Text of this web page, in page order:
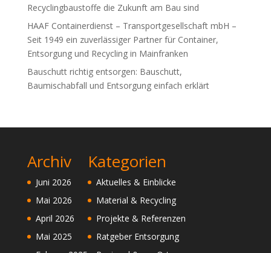
Recyclingbaustoffe die Zukunft am Bau sind
HAAF Containerdienst – Transportgesellschaft mbH –
Seit 1949 ein zuverlässiger Partner für Container,
Entsorgung und Recycling in Mainfranken
Bauschutt richtig entsorgen: Bauschutt,
Baumischabfall und Entsorgung einfach erklärt
Archiv
Juni 2026
Mai 2026
April 2026
Mai 2025
Kategorien
Aktuelles & Einblicke
Material & Recycling
Projekte & Referenzen
Ratgeber Entsorgung